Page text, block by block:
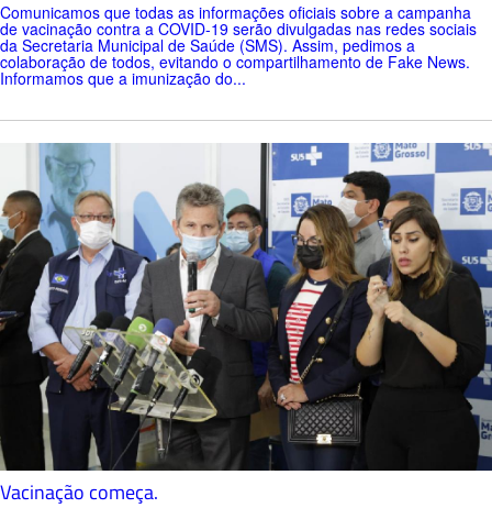
Comunicamos que todas as informações oficiais sobre a campanha
de vacinação contra a COVID-19 serão divulgadas nas redes sociais
da Secretaria Municipal de Saúde (SMS). Assim, pedimos a
colaboração de todos, evitando o compartilhamento de Fake News.
Informamos que a imunização do...
Vacinação começa.